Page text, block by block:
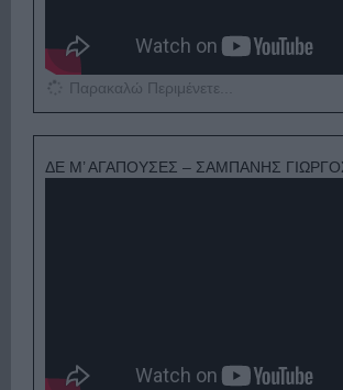
Παρακαλώ Περιμένετε...
ΔΕ Μ’ ΑΓΑΠΟΥΣΕΣ – ΣΑΜΠΑΝΗΣ